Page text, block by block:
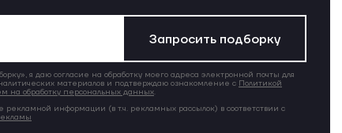
Запросить подборку
я даю согласие на обработку моего адреса электронной почты для
материалов и подтверждаю ознакомление с Политикой
на обработку персональных данных.
рекламной информации (в т.ч. рекламных рассылок) в соответствии с